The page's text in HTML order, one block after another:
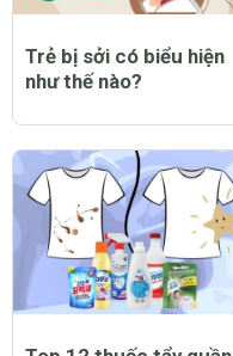
Trẻ bị sởi có biểu hiện
như thế nào?